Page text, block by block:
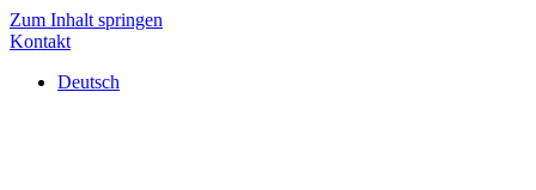
Zum Inhalt springen
Kontakt
Deutsch